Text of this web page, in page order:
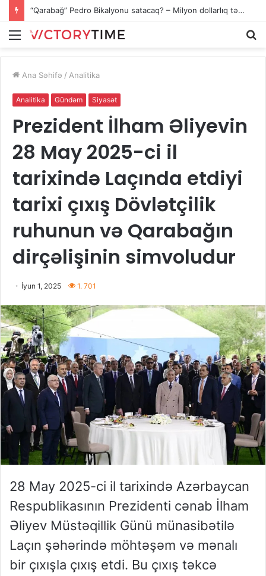
“Qarabağ” Pedro Bikalyonu satacaq? – Milyon dollarlıq təkliflər var
Menu
Ana Səhifə / Analitika
Analitika Gündəm Siyasət
Prezident İlham Əliyevin
28 May 2025-ci il
tarixində Laçında etdiyi
tarixi çıxış Dövlətçilik
ruhunun və Qarabağın
dirçəlişinin simvoludur
İyun 1, 2025 1. 701
28 May 2025-ci il tarixində Azərbaycan
Respublikasının Prezidenti cənab İlham
Əliyev Müstəqillik Günü münasibətilə
Laçın şəhərində möhtəşəm və mənalı
bir çıxışla çıxış etdi. Bu çıxış təkcə